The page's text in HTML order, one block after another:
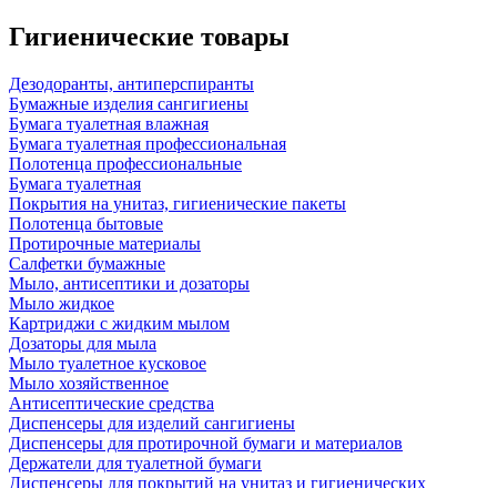
Гигиенические товары
Дезодоранты, антиперспиранты
Бумажные изделия сангигиены
Бумага туалетная влажная
Бумага туалетная профессиональная
Полотенца профессиональные
Бумага туалетная
Покрытия на унитаз, гигиенические пакеты
Полотенца бытовые
Протирочные материалы
Салфетки бумажные
Мыло, антисептики и дозаторы
Мыло жидкое
Картриджи с жидким мылом
Дозаторы для мыла
Мыло туалетное кусковое
Мыло хозяйственное
Антисептические средства
Диспенсеры для изделий сангигиены
Диспенсеры для протирочной бумаги и материалов
Держатели для туалетной бумаги
Диспенсеры для покрытий на унитаз и гигиенических